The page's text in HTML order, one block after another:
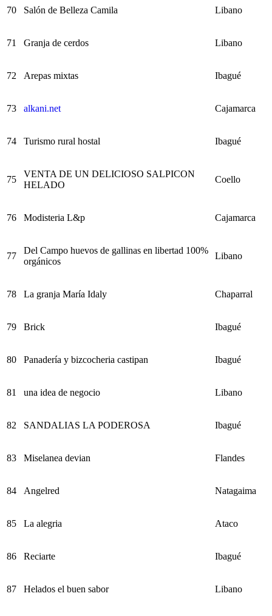
70 Salón de Belleza Camila Libano
71 Granja de cerdos Libano
72 Arepas mixtas Ibagué
73 alkani.net Cajamarca
74 Turismo rural hostal Ibagué
75
VENTA DE UN DELICIOSO SALPICON
HELADO
Coello
76 Modisteria L&p Cajamarca
77
Del Campo huevos de gallinas en libertad 100%
orgánicos
Libano
78 La granja María Idaly Chaparral
79 Brick Ibagué
80 Panadería y bizcocheria castipan Ibagué
81 una idea de negocio Libano
82 SANDALIAS LA PODEROSA Ibagué
83 Miselanea devian Flandes
84 Angelred Natagaima
85 La alegria Ataco
86 Reciarte Ibagué
87 Helados el buen sabor Libano